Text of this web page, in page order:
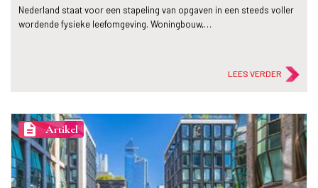
Nederland staat voor een stapeling van opgaven in een steeds voller
wordende fysieke leefomgeving. Woningbouw,…
LEES VERDER
description Artikel